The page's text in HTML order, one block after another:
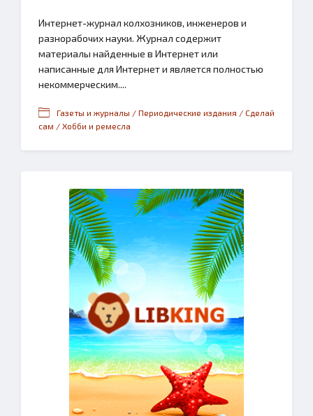
Интернет-журнал колхозников, инженеров и
разнорабочих науки. Журнал содержит
материалы найденные в Интернет или
написанные для Интернет и является полностью
некоммерческим....
Газеты и журналы / Периодические издания / Сделай
сам / Хобби и ремесла